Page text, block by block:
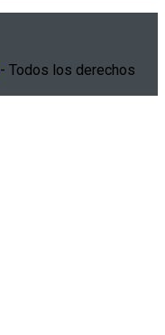
- Todos los derechos